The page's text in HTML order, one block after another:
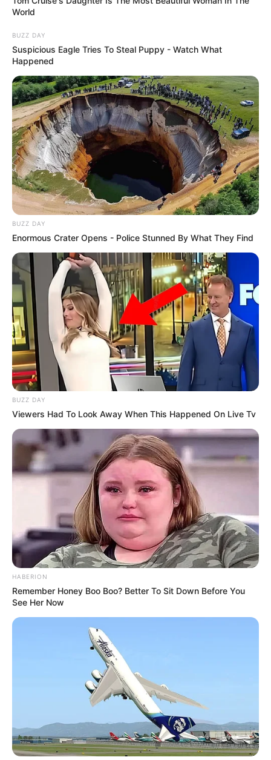
E-mail*
Mensagem*
BUSCAR
DESTAQUES
FACEBOOK
DESTAQUES DA SEMANA
Agente de Saúde é indiciada por falsificar
visitas que nunca aconteceram.
Câmara dos Deputados: anuênios, triênios,
quinquênios, sexta-parte e licenças-prêmio
entram no debate.
FNARAS em Brasília: Senado pode
promulgar PEC 14 em semana de
mobilização.
Presidente Kennedy (ES) abre processo
seletivo para Agentes de Saúde e de
Combate às Endemias.
triênio e sexta-parte na aposentadoria?
FNARAS convoca ACS e ACE para
promulgação da PEC 14 no Congresso
Nacional.
DESTAQUES DO MÊS
Prefeitura realiza a maior entrega de
motocicletas aos Agentes de Saúde da
história...
World
BUZZ DAY
Suspicious Eagle Tries To Steal Puppy - Watch What
Happened
BUZZ DAY
Enormous Crater Opens - Police Stunned By What They Find
BUZZ DAY
Viewers Had To Look Away When This Happened On Live Tv
HABERION
Remember Honey Boo Boo? Better To Sit Down Before You
See Her Now